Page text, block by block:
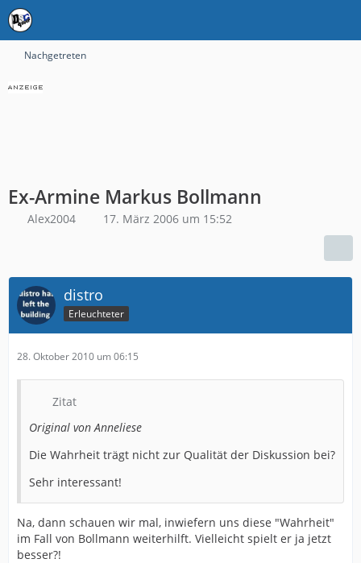
Nachgetreten
Ex-Armine Markus Bollmann
Alex2004 17. März 2006 um 15:52
distro
Erleuchteter
28. Oktober 2010 um 06:15
Zitat
Original von Anneliese
Die Wahrheit trägt nicht zur Qualität der Diskussion bei?
Sehr interessant!
Na, dann schauen wir mal, inwiefern uns diese "Wahrheit"
im Fall von Bollmann weiterhilft. Vielleicht spielt er ja jetzt
besser?!